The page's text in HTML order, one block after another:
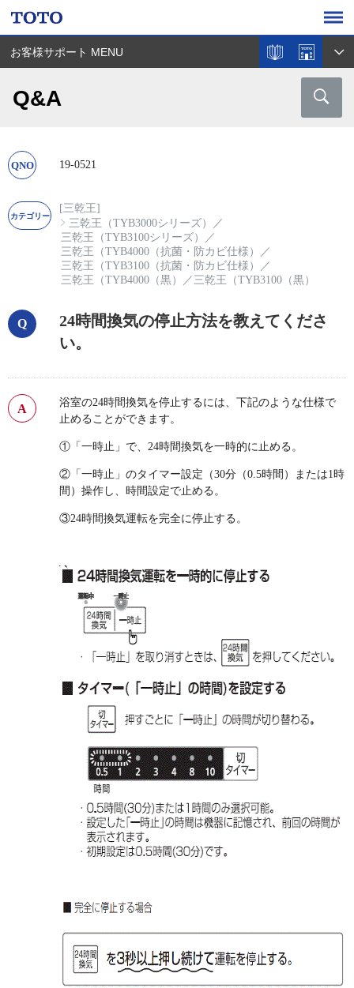
お客様サポート MENU
Q&A
19-0521
[三乾王]
三乾王（TYB3000シリーズ）
／
三乾王（TYB3100シリーズ）
／
三乾王（TYB4000（抗菌・防カビ仕様）
／
三乾王（TYB3100（抗菌・防カビ仕様）
／
三乾王（TYB4000（黒）
／ 三乾王（TYB3100（黒）
24時間換気の停止方法を教えてくださ
い。
浴室の24時間換気を停止するには、下記のような仕様で
止めることができます。
①「一時止」で、24時間換気を一時的に止める。
②「一時止」のタイマー設定（30分（0.5時間）または1時
間）操作し、時間設定で止める。
③24時間換気運転を完全に停止する。